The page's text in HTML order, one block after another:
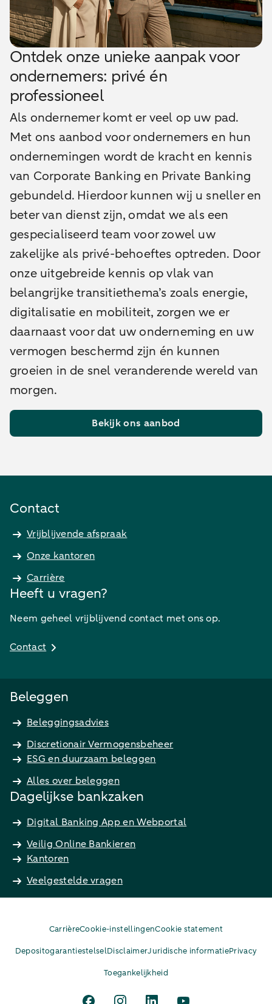
Ontdek onze unieke aanpak voor
ondernemers: privé én
professioneel
Als ondernemer komt er veel op uw pad.
Met ons aanbod voor ondernemers en hun
ondernemingen wordt de kracht en kennis
van Corporate Banking en Private Banking
gebundeld. Hierdoor kunnen wij u sneller en
beter van dienst zijn, omdat we als een
gespecialiseerd team voor zowel uw
zakelijke als privé-behoeftes optreden. Door
onze uitgebreide kennis op vlak van
belangrijke transitiethema’s zoals energie,
digitalisatie en mobiliteit, zorgen we er
daarnaast voor dat uw onderneming en uw
vermogen beschermd zijn én kunnen
groeien in de snel veranderende wereld van
morgen.
Bekijk ons aanbod
Contact
Vrijblijvende afspraak
Onze kantoren
Carrière
Heeft u vragen?
Neem geheel vrijblijvend contact met ons op.
Contact
Beleggen
Beleggingsadvies
Discretionair Vermogensbeheer
ESG en duurzaam beleggen
Alles over beleggen
Dagelijkse bankzaken
Digital Banking App en Webportal
Veilig Online Bankieren
Kantoren
Veelgestelde vragen
CarrièreCookie-instellingenCookie statement
DepositogarantiestelselDisclaimerJuridische informatiePrivacy
Toegankelijkheid